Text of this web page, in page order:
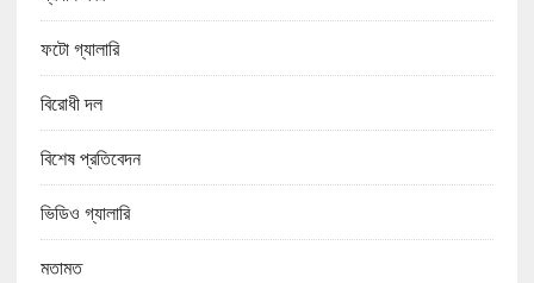
ফটো গ্যালারি
বিরোধী দল
বিশেষ প্রতিবেদন
ভিডিও গ্যালারি
মতামত